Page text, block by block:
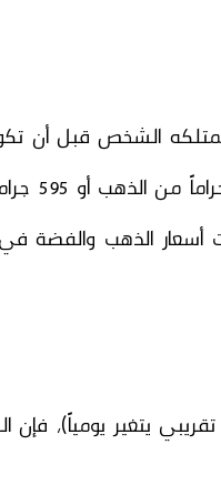
الشخص قبل أن
الذهب والفضة